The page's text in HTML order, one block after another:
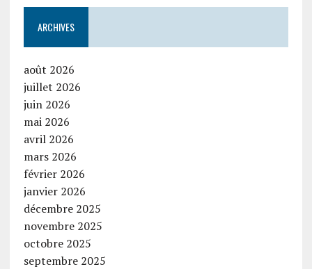
ARCHIVES
août 2026
juillet 2026
juin 2026
mai 2026
avril 2026
mars 2026
février 2026
janvier 2026
décembre 2025
novembre 2025
octobre 2025
septembre 2025